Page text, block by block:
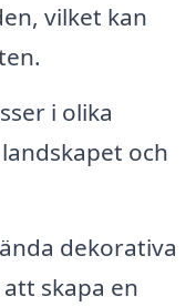
vilket kan
i olika
och
dekorativa
skapa en